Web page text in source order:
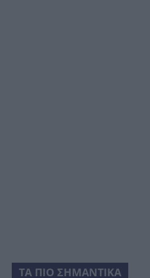
ΤΑ ΠΙΟ ΣΗΜΑΝΤΙΚΑ